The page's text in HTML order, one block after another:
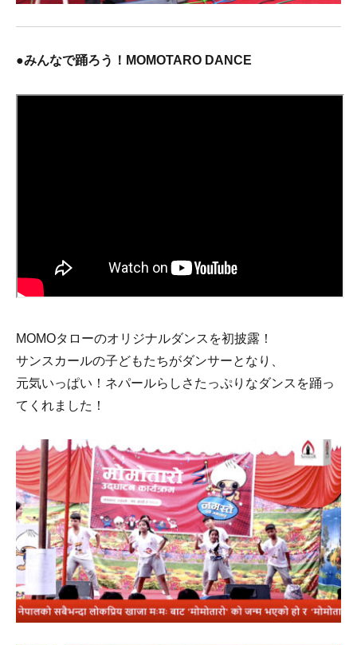
●みんなで踊ろう ！MOMOTARO DANCE
MOMOタローのオリジナルダンスを初披露！
サンスカールの子どもたちがダンサーとなり、
元気いっぱい！ネパールらしさたっぷりなダンスを踊っ
てくれました！